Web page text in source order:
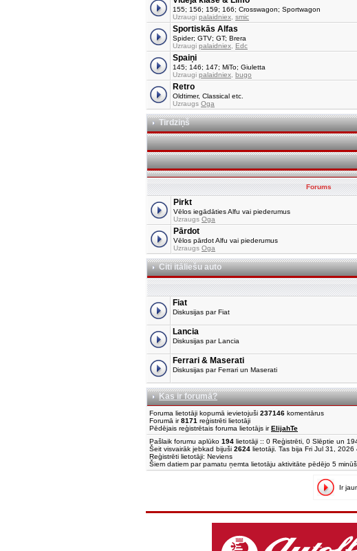
155; 156; 159; 166; Crosswagon; Sportwagon
Uzraugi palaidniex smic
Sportiskās Alfas
Spider; GTV; GT; Brera
Uzraugi palaidniex Edc
Spaiņi
145; 146; 147; MiTo; Giuletta
Uzraugi palaidniex bugo
Retro
Oldtimer, Classical etc.
Uzraugs Oga
Tirdziņš
Forums
Pirkt
Vēlos iegādāties Alfu vai piederumus
Uzraugs Oga
Pārdot
Vēlos pārdot Alfu vai piederumus
Uzraugs Oga
Citi itāliešu auto
Fiat
Diskusijas par Fiat
Lancia
Diskusijas par Lancia
Ferrari & Maserati
Diskusijas par Ferrari un Maserati
Kas ir forumā?
Foruma lietotāji kopumā ievietojuši 237146 komentārus
Forumā ir8171 reģistrēti lietotāji
Pēdējais reģistrētais foruma lietotājs irElijahTe
Pašlaik forumu aplūko 194 lietotāji :: 0 Reģistrēti, 0 Slēptie un
Šeit visvairāk jebkad bijuši 2624 lietotāji. Tas bija Fri Jul 31, 2026
Reģistrēti lietotāji: Neviens
Šiem datiem par pamatu ņemta lietotāju aktivitāte pēdējo 5
Ir